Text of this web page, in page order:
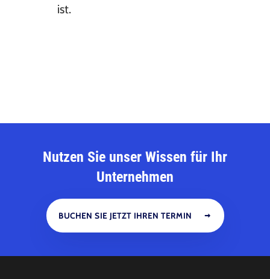
ist.
Nutzen Sie unser Wissen für Ihr
Unternehmen
BUCHEN SIE JETZT IHREN TERMIN